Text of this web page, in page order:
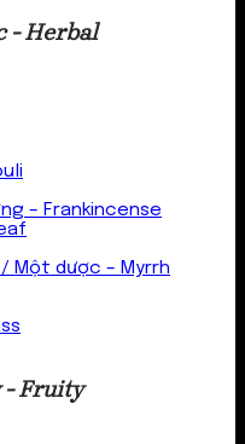
- Herbal
– Frankincense
Một dược – Myrrh
- Fruity